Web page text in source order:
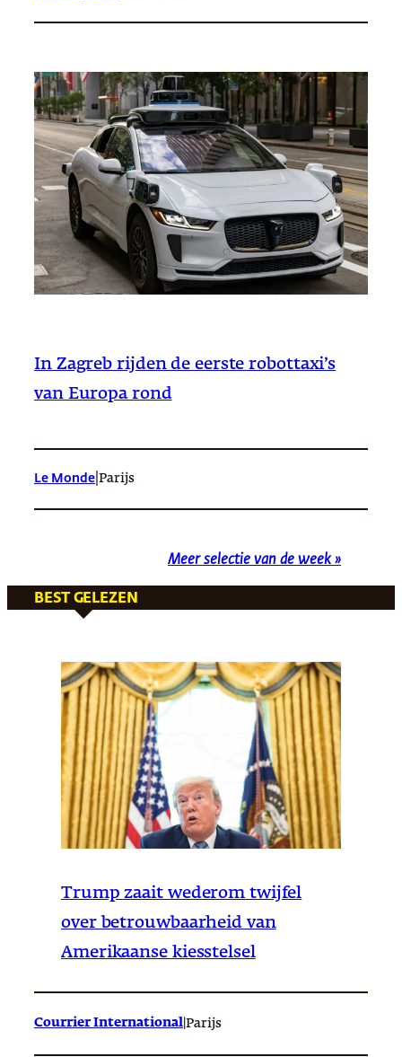
In Zagreb rijden de eerste robottaxi’s
van Europa rond
Le Monde Parijs
Meer selectie van de week »
BEST GELEZEN
Trump zaait wederom twijfel
over betrouwbaarheid van
Amerikaanse kiesstelsel
Courrier International Parijs